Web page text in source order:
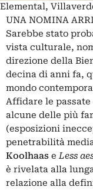
Elemental,
UNA NOMINA
Sarebbe stato
vista culturale,
direzione della
decina di anni fa,
mondo
Affidare le
alcune delle più
(esposizioni
penetrabilità
Koolhaas eLess
è rivelata alla
relazione alla